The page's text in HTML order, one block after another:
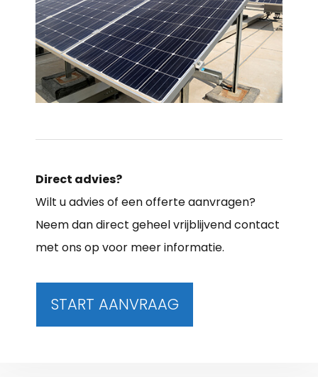
Direct advies?
Wilt u advies of een offerte aanvragen?
Neem dan direct geheel vrijblijvend contact
met ons op voor meer informatie.
START AANVRAAG